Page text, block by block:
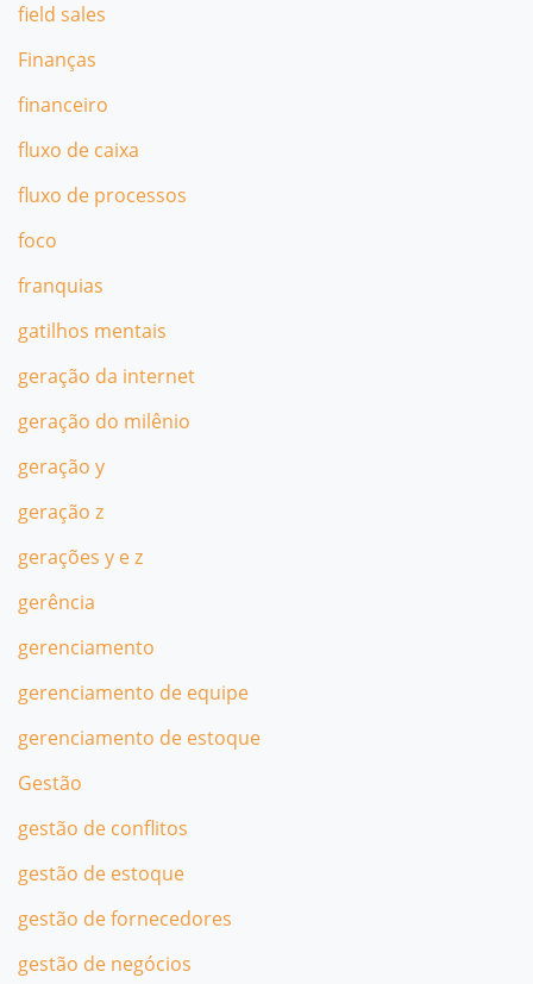
field sales
Finanças
financeiro
fluxo de caixa
fluxo de processos
foco
franquias
gatilhos mentais
geração da internet
geração do milênio
geração y
geração z
gerações y e z
gerência
gerenciamento
gerenciamento de equipe
gerenciamento de estoque
Gestão
gestão de conflitos
gestão de estoque
gestão de fornecedores
gestão de negócios